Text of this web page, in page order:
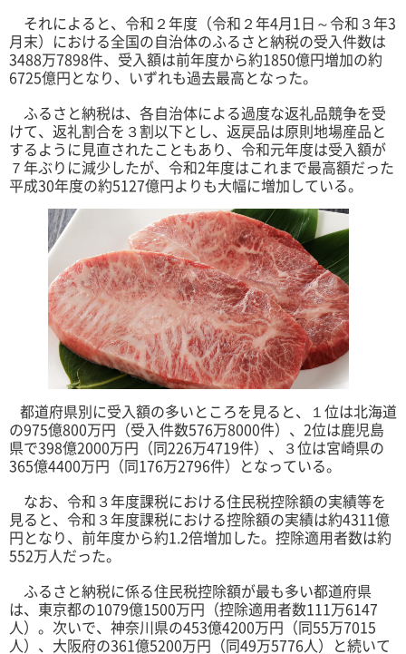
それによると、令和２年度（令和２年4月1日～令和３年3
月末）における全国の自治体のふるさと納税の受入件数は
3488万7898件、受入額は前年度から約1850億円増加の約
6725億円となり、いずれも過去最高となった。
ふるさと納税は、各自治体による過度な返礼品競争を受
けて、返礼割合を３割以下とし、返戻品は原則地場産品と
するように見直されたこともあり、令和元年度は受入額が
７年ぶりに減少したが、令和2年度はこれまで最高額だった
平成30年度の約5127億円よりも大幅に増加している。
都道府県別に受入額の多いところを見ると、１位は北海道
の975億800万円（受入件数576万8000件）、2位は鹿児島
県で398億2000万円（同226万4719件）、３位は宮崎県の
365億4400万円（同176万2796件）となっている。
なお、令和３年度課税における住民税控除額の実績等を
見ると、令和３年度課税における控除額の実績は約4311億
円となり、前年度から約1.2倍増加した。控除適用者数は約
552万人だった。
ふるさと納税に係る住民税控除額が最も多い都道府県
は、東京都の1079億1500万円（控除適用者数111万6147
人）。次いで、神奈川県の453億4200万円（同55万7015
人）、大阪府の361億5200万円（同49万5776人）と続いて